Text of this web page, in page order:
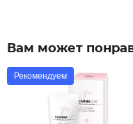
Вам может
Рекомендуем